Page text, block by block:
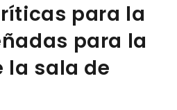
para la
para la
la sala de